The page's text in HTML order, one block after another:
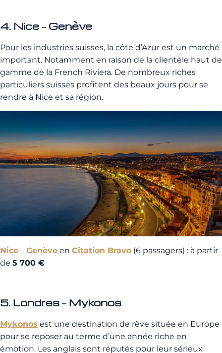
4. Nice – Genève
Pour les industries suisses, la côte d’Azur est un marché
important. Notamment en raison de la clientèle haut de
gamme de la French Riviera. De nombreux riches
particuliers suisses profitent des beaux jours pour se
rendre à Nice et sa région.
Nice – Genève en Citation Bravo (6 passagers) : à partir
de 5 700 €
5. Londres – Mykonos
Mykonos est une destination de rêve située en Europe
pour se reposer au terme d’une année riche en
émotion. Les anglais sont réputés pour leur sérieux